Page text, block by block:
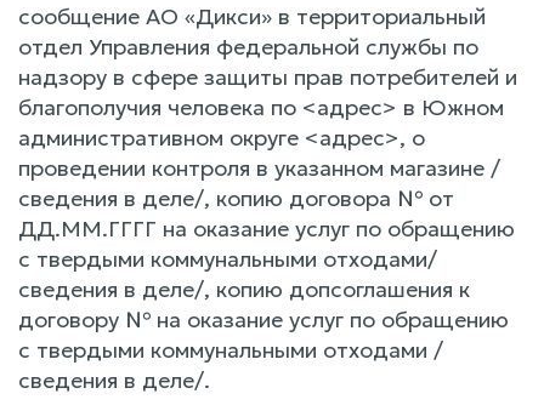
сообщение АО «Дикси» в территориальный
отдел Управления федеральной службы по
надзору в сфере защиты прав потребителей и
благополучия человека по <адрес> в Южном
административном округе <адрес>, о
проведении контроля в указанном магазине /
сведения в деле/, копию договора № от
ДД.ММ.ГГГГ на оказание услуг по обращению
с твердыми коммунальными отходами/
сведения в деле/, копию допсоглашения к
договору № на оказание услуг по обращению
с твердыми коммунальными отходами /
сведения в деле/.